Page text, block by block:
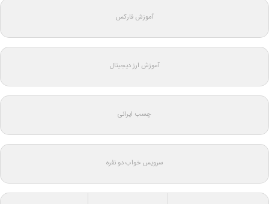
آموزش فارکس
آموزش ارز دیجیتال
چسب ایرانی
سرویس خواب دو نفره